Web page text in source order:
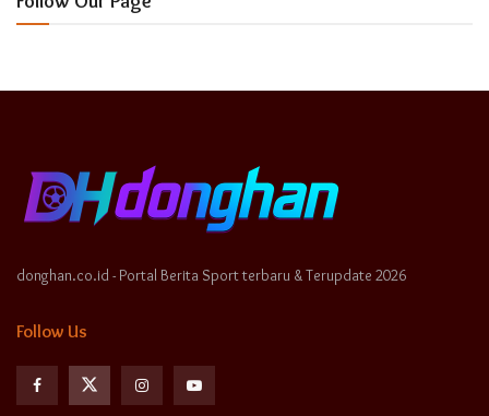
donghan.co.id - Portal Berita Sport terbaru & Terupdate 2026
Follow Us